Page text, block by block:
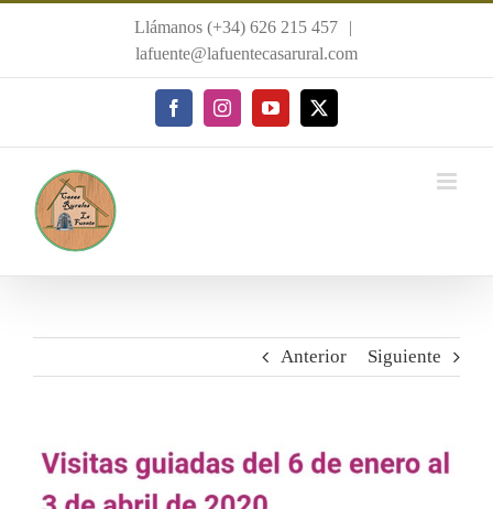
Llámanos (+34) 626 215 457
|
lafuente@lafuentecasarural.com
FacebookInstagramYouTube
X
Anterior Siguiente